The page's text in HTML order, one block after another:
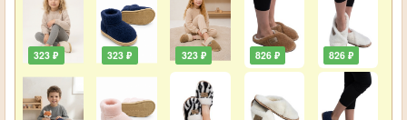
323 ₽ 323 ₽ 323 ₽ 826 ₽ 826 ₽